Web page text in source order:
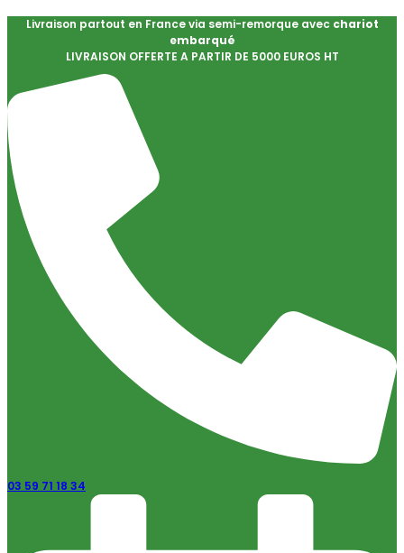
Livraison partout en France via semi-remorque avec chariot
embarqué
LIVRAISON OFFERTE A PARTIR DE 5000 EUROS HT
03 59 71 18 34